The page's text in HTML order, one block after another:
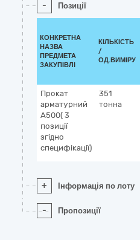
- Позиції
КОНКРЕТНА
НАЗВА
ПРЕДМЕТА
ЗАКУПІВЛІ
КІЛЬКІСТЬ
/
ОД.ВИМІРУ
Прокат
арматурний
А500( 3
позиції
згідно
специфікації)
351
тонна
+ Інформація по лоту
- Пропозиції